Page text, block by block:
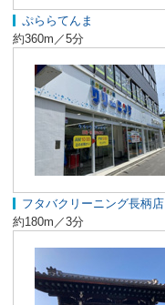
ぷららてんま
約360m／5分
フタバクリーニング長柄店
約180m／3分